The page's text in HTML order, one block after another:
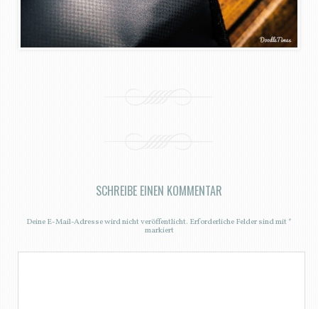
SCHREIBE EINEN KOMMENTAR
Deine E-Mail-Adresse wird nicht veröffentlicht. Erforderliche Felder sind mit*
markiert